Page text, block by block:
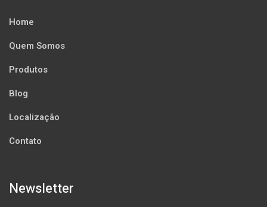
Home
Quem Somos
Produtos
Blog
Localização
Contato
Newsletter